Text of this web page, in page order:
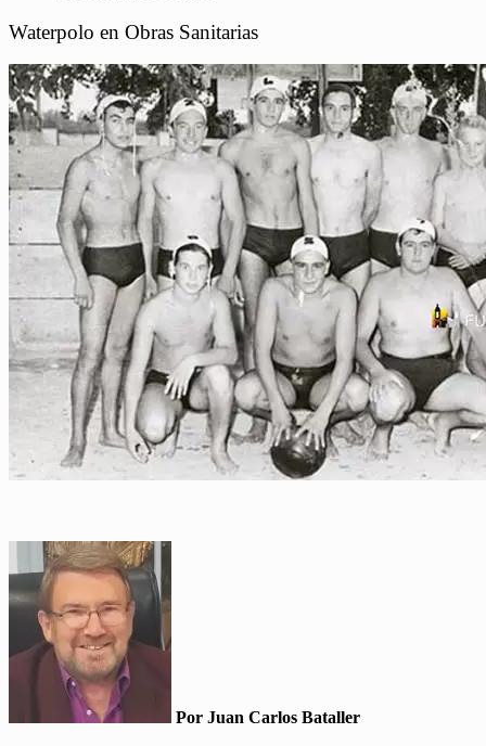
Waterpolo en Obras Sanitarias
Por Juan Carlos Bataller